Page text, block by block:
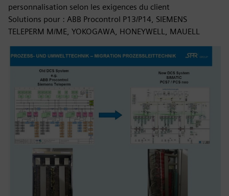
personnalisation selon les exigences du client
Solutions pour : ABB Procontrol P13/P14, SIEMENS
TELEPERM M/ME, YOKOGAWA, HONEYWELL, MAUELL